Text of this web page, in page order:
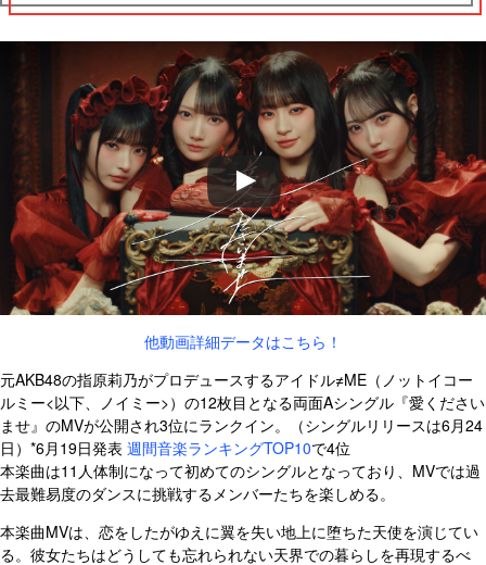
他動画詳細データはこちら！
元AKB48の指原莉乃がプロデュースするアイドル≠ME（ノットイコー
ルミー<以下、ノイミー>）の12枚目となる両面Aシングル『愛ください
ませ』のMVが公開され3位にランクイン。（シングルリリースは6月24
日）*6月19日発表 週間音楽ランキングTOP10で4位
本楽曲は11人体制になって初めてのシングルとなっており、MVでは過
去最難易度のダンスに挑戦するメンバーたちを楽しめる。
本楽曲MVは、恋をしたがゆえに翼を失い地上に堕ちた天使を演じてい
る。彼女たちはどうしても忘れられない天界での暮らしを再現するべ